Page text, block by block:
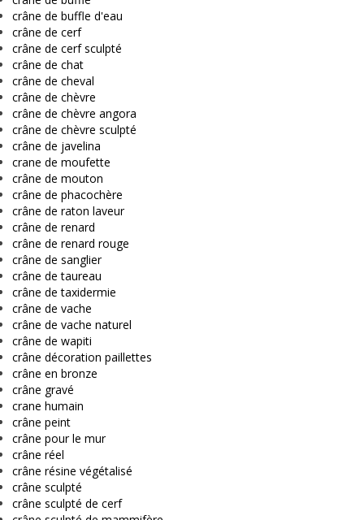
crâne de buffle d'eau
crâne de cerf
crâne de cerf sculpté
crâne de chat
crâne de cheval
crâne de chèvre
crâne de chèvre angora
crâne de chèvre sculpté
crâne de javelina
crane de moufette
crâne de mouton
crâne de phacochère
crâne de raton laveur
crâne de renard
crâne de renard rouge
crâne de sanglier
crâne de taureau
crâne de taxidermie
crâne de vache
crâne de vache naturel
crâne de wapiti
crâne décoration paillettes
crâne en bronze
crâne gravé
crane humain
crâne peint
crâne pour le mur
crâne réel
crâne résine végétalisé
crâne sculpté
crâne sculpté de cerf